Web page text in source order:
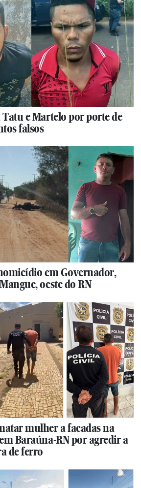
e Martelo por porte de
falsos
em Governador,
oeste do RN
mulher a facadas na
Baraúna-RN por agredir a
de ferro